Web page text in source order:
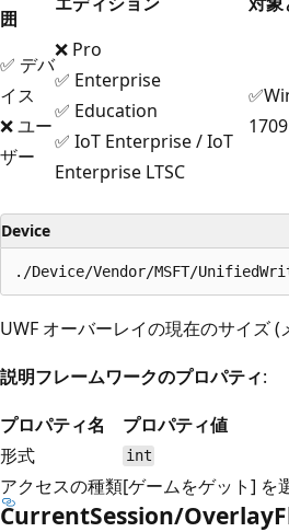
囲
✅ デバ
イス
❌ ユー
ザー
❌ Pro
✅ Enterprise
✅ Education
✅ IoT Enterprise / IoT
Enterprise LTSC
Device
UWF オーバーレイの現在のサイズ (
説明フレームワークのプロパティ:
プロパティ名
プロパティ値
形式
int
アクセスの種類[ゲームをゲット] を
CurrentSession/